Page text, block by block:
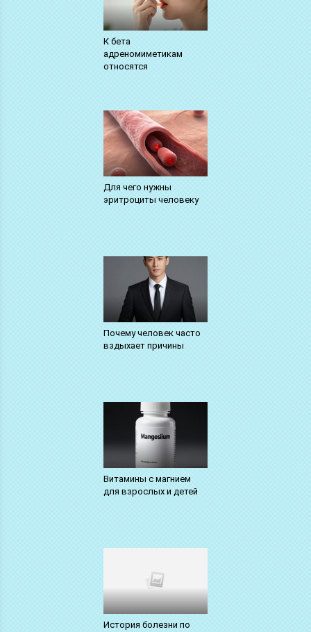
К бета
адреномиметикам
относятся
Для чего нужны
эритроциты человеку
Почему человек часто
вздыхает причины
Витамины с магнием
для взрослых и детей
История болезни по